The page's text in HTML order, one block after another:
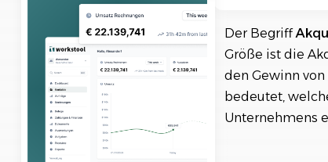
1.
2.
Warum ist
Der Begriff
Größe ist die
den Gewinn
bedeutet,
Unternehmens